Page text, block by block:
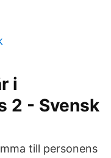
i
2 - Svensk
till personens